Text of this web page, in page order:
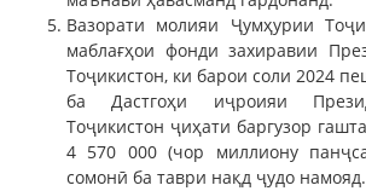
Вазорати молияи Ҷумҳурии
маблағҳои фонди захиравии
Тоҷикистон, ки барои соли 2024
ба Дастгоҳи иҷроияи
Тоҷикистон ҷиҳати баргузор
4 570 000 (чор миллиону
сомонӣ ба таври нақд ҷудо намояд.